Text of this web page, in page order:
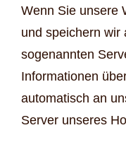
Wenn Sie unsere
und speichern wir
sogenannten
Informationen
automatisch an
Server unseres